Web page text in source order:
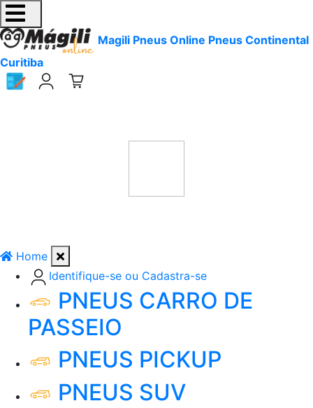
Magili Pneus Online Pneus Continental
Curitiba
Home
Identifique-se ou Cadastra-se
PNEUS CARRO DE
PASSEIO
PNEUS PICKUP
PNEUS SUV